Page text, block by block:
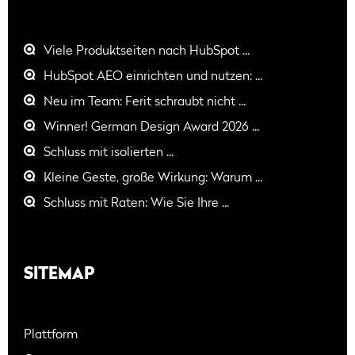
Viele Produktseiten nach HubSpot ...
HubSpot AEO einrichten und nutzen: ...
Neu im Team: Ferit schraubt nicht ...
Winner! German Design Award 2026 ...
Schluss mit isolierten ...
Kleine Geste, große Wirkung: Warum ...
Schluss mit Raten: Wie Sie Ihre ...
SITEMAP
Plattform